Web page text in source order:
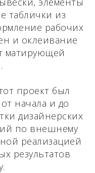
таблички из
рабочих
и оклеивание
матирующей
проект был
начала и до
дизайнерских
по внешнему
реализацией
результатов